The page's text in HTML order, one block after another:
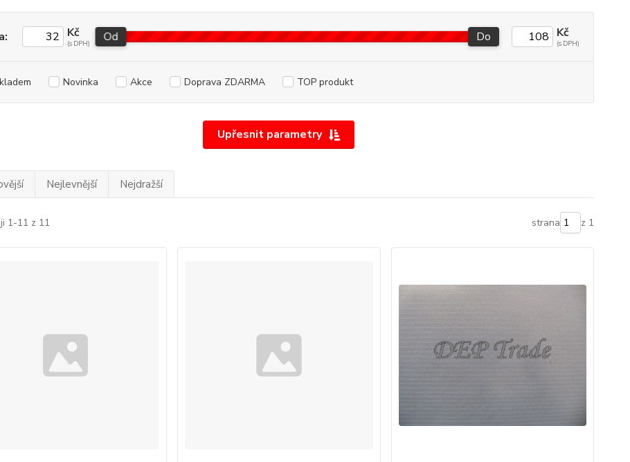
Upřesnit parametry
Kč Od Do Kč
Novinka Akce Doprava ZDARMA TOP produkt
Nejlevnější Nejdražší
1-11 z 11 strana z 1